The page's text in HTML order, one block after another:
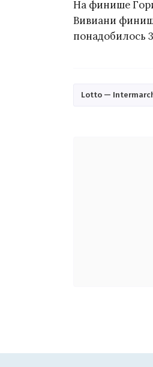
На финише
Вивиани
понадобилось
Lotto —